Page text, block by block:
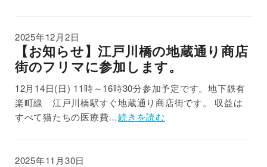
2025年12月2日
【お知らせ】江戸川橋の地蔵通り商店
街のフリマに参加します。
12月14日(日) 11時～16時30分参加予定です。地下鉄有
楽町線 江戸川橋駅すぐ地蔵通り商店街です。 収益は
すべて猫たちの医療費…続きを読む
2025年11月30日